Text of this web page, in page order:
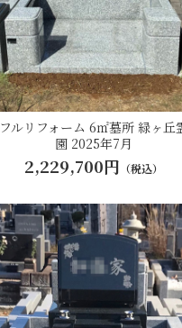
フルリフォーム 6㎡墓所 緑ヶ丘
園 2025年7月
2,229,700円 （税込）